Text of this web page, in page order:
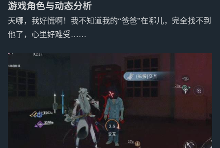
游戏角色与动态分析
天哪，我好慌啊！我不知道我的“爸爸”在哪儿，完全找不到
他了，心里好难受……